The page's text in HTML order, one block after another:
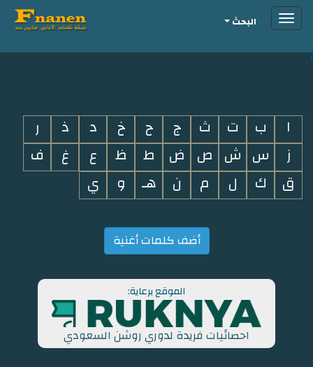
i
Toggleالبحث
ا ب ت ث ج ح خ د ذ
ر
ز
س ش ص ض ط ظ ع غ
ف
ق
ك ل م ن هـ و ي
أضف كلمات أغنية
الموقع برعاية:
احصائيات فريدة لدوري روشن السعودي